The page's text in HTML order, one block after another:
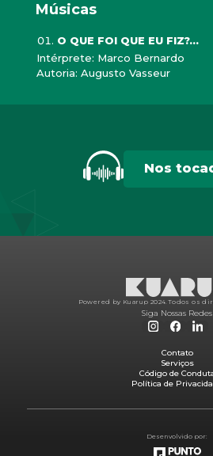
Músicas
O QUE FOI QUE EU FIZ?...
Intérprete: Marco Bernardo
Autoria: Augusto Vasseur
Nos
Powered by Kuarup 2024. Todos os
Siga Nossas Redes
Contato
Serviços
Código de
Política de
Desenvolvido por: